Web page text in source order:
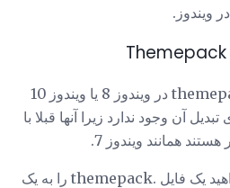
ویندوز.
اگر می خواهید از فایل .themepack در ویندوز 8 یا ویندوز 10
آن وجود ندارد زیرا آنها قبلا با
همانند ویندوز 7.
با این حال، ممکن است بخواهید یک فایل .themepack را به یک